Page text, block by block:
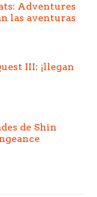
Adventures
las aventuras
III: ¡llegan
de Shin